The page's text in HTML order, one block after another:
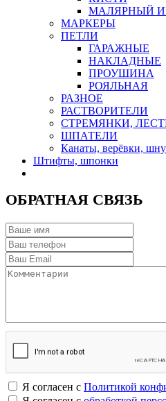
МАЛЯРНЫЙ
МАРКЕРЫ
ПЕТЛИ
ГАРАЖНЫЕ
НАКЛАДНЫЕ
ПРОУШИНА
РОЯЛЬНАЯ
РАЗНОЕ
РАСТВОРИТЕЛИ
СТРЕМЯНКИ,
ШПАТЕЛИ
Канаты, верёвки,
Штифты, шпонки
ОБРАТНАЯ СВЯЗЬ
Я согласен с Политикой